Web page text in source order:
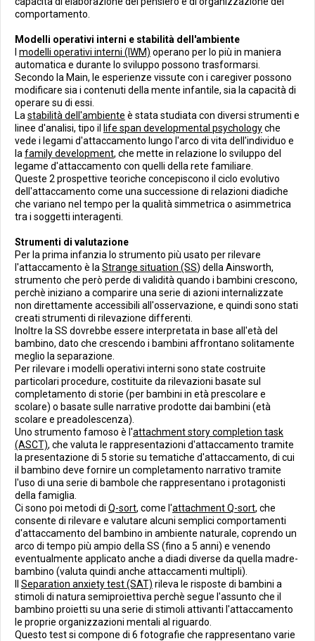
comportamento.
Modelli operativi interni e stabilità dell'ambiente
modelli operativi interni (IWM) operano per lo più in maniera
automatica e durante lo sviluppo possono trasformarsi.
Secondo la Main, le esperienze vissute con i caregiver possono
modificare sia i contenuti della mente infantile, sia la capacità di
operare su di essi.
La stabilità dell'ambiente è stata studiata con diversi strumenti e
linee d'analisi, tipo il
life span developmental psychologyche
vede i legami d'attaccamento lungo l'arco di vita dell'individuo e
la family development, che mette in relazione lo sviluppo del
legame d'attaccamento con quelli della rete familiare.
Queste 2 prospettive teoriche concepiscono il ciclo evolutivo
dell'attaccamento come una successione di relazioni diadiche
che variano nel tempo per la qualità simmetrica o asimmetrica
tra i soggetti interagenti.
Strumenti di valutazione
Per la prima infanzia lo strumento più usato per rilevare
l'attaccamento è la Strange situation (SS) della Ainsworth,
strumento che però perde di validità quando i bambini crescono,
perchè iniziano a comparire una serie di azioni internalizzate
non direttamente accessibili all'osservazione, e quindi sono stati
creati strumenti di rilevazione differenti.
Inoltre la SS dovrebbe essere interpretata in base all'età del
bambino, dato che crescendo i bambini affrontano solitamente
meglio la separazione.
Per rilevare i modelli operativi interni sono state costruite
particolari procedure, costituite da rilevazioni basate sul
completamento di storie (per bambini in età prescolare e
scolare) o basate sulle narrative prodotte dai bambini (età
scolare e preadolescenza).
Uno strumento famoso è l'attachment story completion task
(ASCT), che valuta le rappresentazioni d'attaccamento tramite
la presentazione di 5 storie su tematiche d'attaccamento, di cui
il bambino deve fornire un completamento narrativo tramite
l'uso di una serie di bambole che rappresentano i protagonisti
della famiglia.
Ci sono poi metodi di Q-sort, come l'attachment Q-sort, che
consente di rilevare e valutare alcuni semplici comportamenti
d'attaccamento del bambino in ambiente naturale, coprendo un
arco di tempo più ampio della SS (fino a 5 anni) e venendo
eventualmente applicato anche a diadi diverse da quella madre-
bambino (valuta quindi anche attaccamenti multipli).
Separation anxiety test (SAT) rileva le risposte di bambini a
stimoli di natura semiproiettiva perchè segue l'assunto che il
bambino proietti su una serie di stimoli attivanti l'attaccamento
le proprie organizzazioni mentali al riguardo.
Questo test si compone di 6 fotografie che rappresentano varie